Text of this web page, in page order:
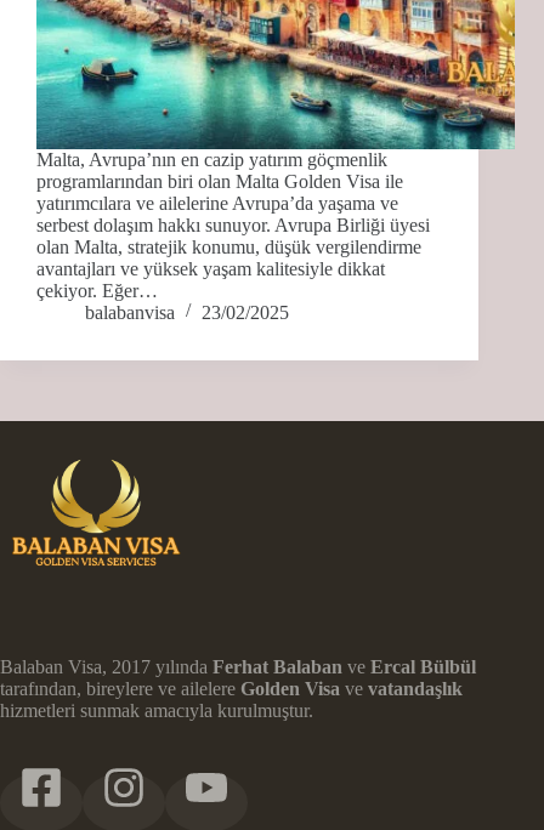
Malta, Avrupa’nın en cazip yatırım göçmenlik
programlarından biri olan Malta Golden Visa ile
yatırımcılara ve ailelerine Avrupa’da yaşama ve
serbest dolaşım hakkı sunuyor. Avrupa Birliği üyesi
olan Malta, stratejik konumu, düşük vergilendirme
avantajları ve yüksek yaşam kalitesiyle dikkat
çekiyor. Eğer…
balabanvisa
23/02/2025
Balaban Visa, 2017 yılında Ferhat Balaban ve Ercal Bülbül
tarafından, bireylere ve ailelere Golden Visa ve vatandaşlık
hizmetleri sunmak amacıyla kurulmuştur.